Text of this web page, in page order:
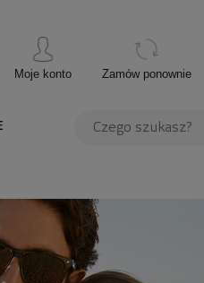
Moje konto Zamów ponownie